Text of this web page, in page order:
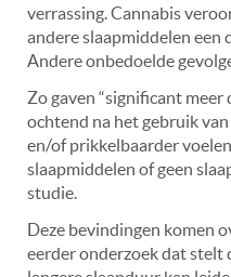
verrassing. Cannabis
andere slaapmiddelen een
Andere onbedoelde
Zo gaven “significant meer
ochtend na het gebruik
en/of prikkelbaarder
slaapmiddelen of geen
studie.
Deze bevindingen komen
eerder onderzoek dat stelt